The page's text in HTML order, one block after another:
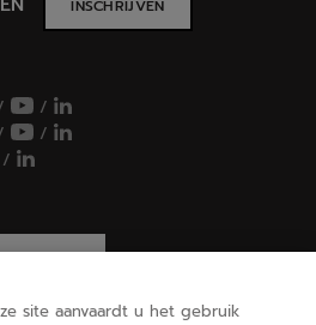
INSCHRIJVEN
/
/
/
cookies
site aanvaardt u het gebruik